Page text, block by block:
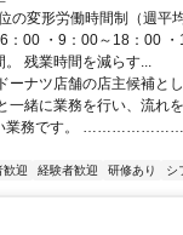
の変形労働時間制（週平
：00 ・9：00～18：00
残業時間を減らす...
ーナツ店舗の店主候補と
一緒に業務を行い、流れ
業務です。 …………………
歓迎 経験者歓迎 研修あり シ